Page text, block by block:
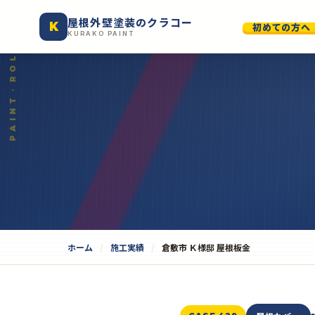
K 屋根外壁塗装のクラコー
KURAKO PAINT 初めての方へ
ホーム 施工実績 倉敷市 Ｋ様邸 屋根板金